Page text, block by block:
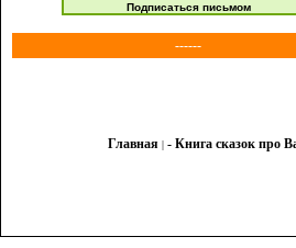
Подписаться письмом
------
Главная | - Книга сказок про